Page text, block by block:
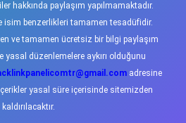
hakkında paylaşım yapılmamaktadır.
isim benzerlikleri tamamen tesadüfidir.
ve tamamen ücretsiz bir bilgi paylaşım
yasal düzenlemelere aykırı olduğunu
adresine
yasal süre içerisinde sitemizden
kaldırılacaktır.